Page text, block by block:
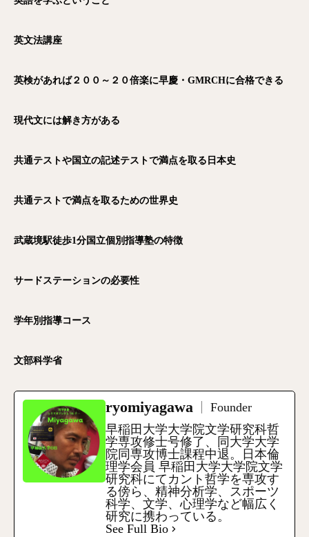
英文法講座
英検があれば２００～２０倍楽に早慶・GMRCHに合格できる
現代文には解き方がある
共通テストや国立の記述テストで満点を取る日本史
共通テストで満点を取るための世界史
武蔵境駅徒歩1分国立個別指導塾の特徴
サードステーションの必要性
学年別指導コース
文部科学省
ryomiyagawa
Founder
早稲田大学大学院文学研究科哲
学専攻修士号修了、同大学大学
院同専攻博士課程中退。日本倫
理学会員 早稲田大学大学院文学
研究科にてカント哲学を専攻す
る傍ら、精神分析学、スポーツ
科学、文学、心理学など幅広く
研究に携わっている。
See Full Bio